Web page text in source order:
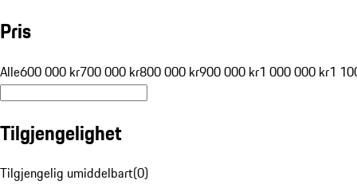
Pris
Alle600 000 kr700 000 kr800 000 kr900 000 kr1 000 000 kr1
Tilgjengelighet
Tilgjengelig umiddelbart(0)